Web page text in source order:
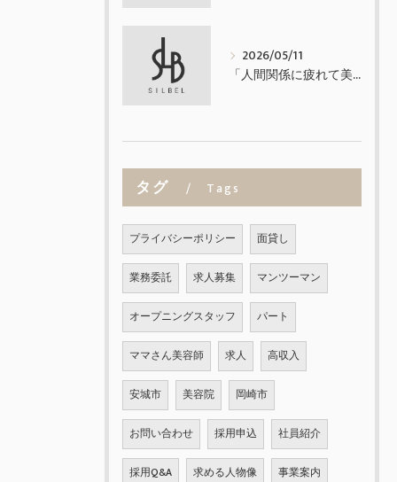
2026/05/11
「人間関係に疲れて美容師を辞めたくなった方へ」
タグ Tags
プライバシーポリシー 面貸し
業務委託 求人募集 マンツーマン
オープニングスタッフ パート
ママさん美容師 求人 高収入
安城市 美容院 岡崎市
お問い合わせ 採用申込 社員紹介
採用Q&A 求める人物像 事業案内